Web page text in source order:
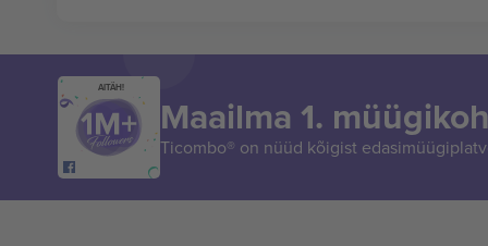
AITÄH!
Maailma 1.
Ticombo® on nüüd kõigist